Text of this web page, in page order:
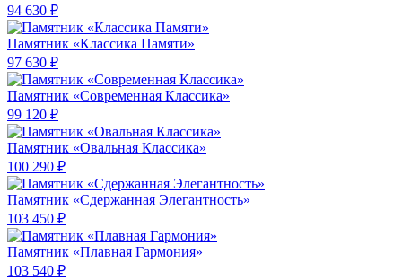
94 630 ₽
Памятник «Классика Памяти»
97 630 ₽
Памятник «Современная Классика»
99 120 ₽
Памятник «Овальная Классика»
100 290 ₽
Памятник «Сдержанная Элегантность»
103 450 ₽
Памятник «Плавная Гармония»
103 540 ₽